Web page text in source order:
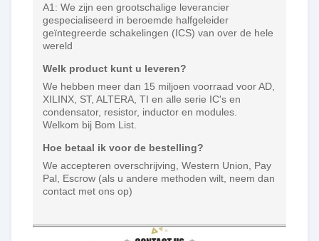
A1: We zijn een grootschalige leverancier
gespecialiseerd in beroemde halfgeleider
geïntegreerde schakelingen (ICS) van over de hele
wereld
Welk product kunt u leveren?
We hebben meer dan 15 miljoen voorraad voor AD,
XILINX, ST, ALTERA, TI en alle serie IC's en
condensator, resistor, inductor en modules.
Welkom bij Bom List.
Hoe betaal ik voor de bestelling?
We accepteren overschrijving, Western Union, Pay
Pal, Escrow (als u andere methoden wilt, neem dan
contact met ons op)